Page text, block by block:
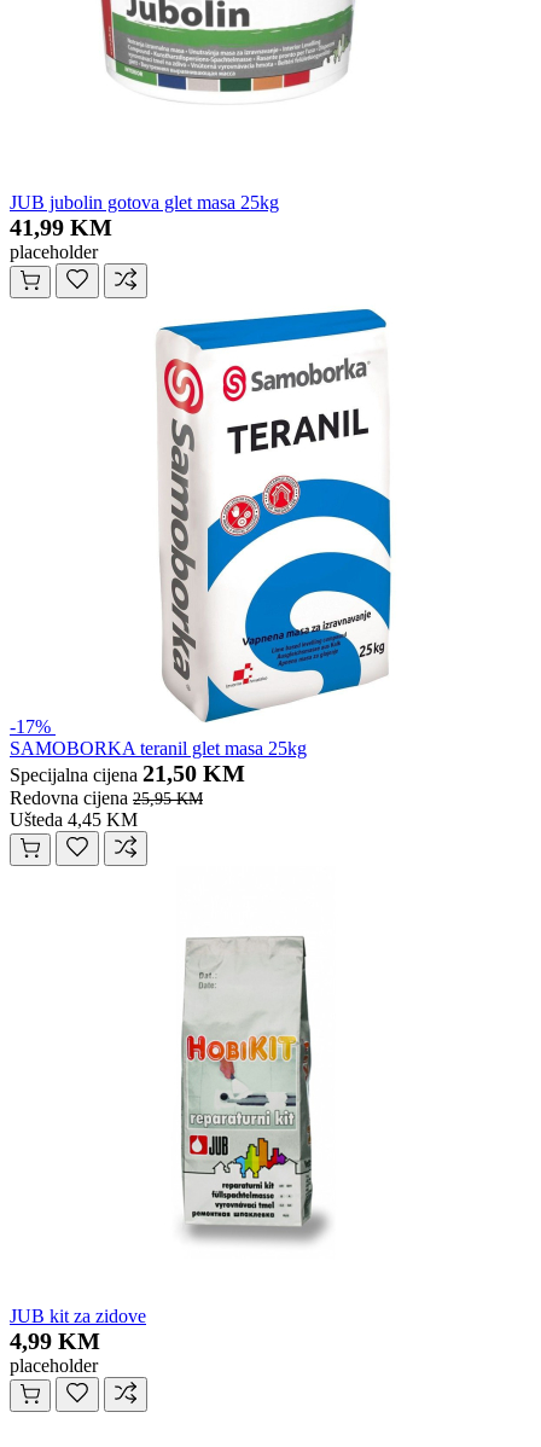
JUB jubolin gotova glet masa 25kg
41,99 KM
placeholder
-17%
SAMOBORKA teranil glet masa 25kg
Specijalna cijena 21,50 KM
Redovna cijena 25,95 KM
Ušteda 4,45 KM
JUB kit za zidove
4,99 KM
placeholder